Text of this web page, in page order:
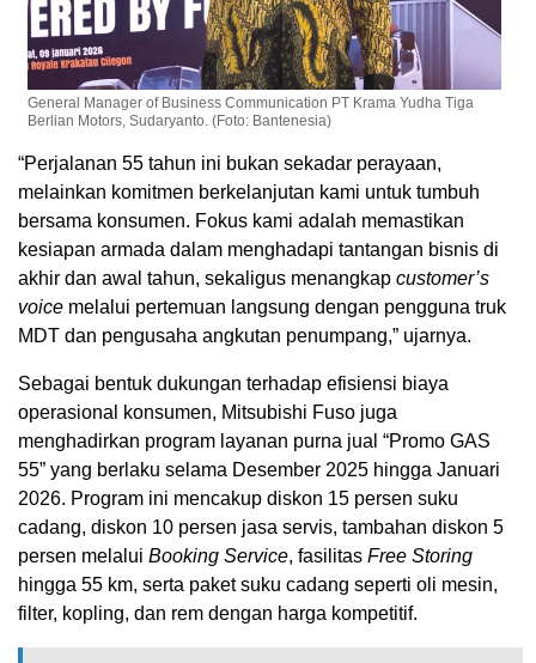
General Manager of Business Communication PT Krama Yudha Tiga
Berlian Motors, Sudaryanto. (Foto: Bantenesia)
“Perjalanan 55 tahun ini bukan sekadar perayaan,
melainkan komitmen berkelanjutan kami untuk tumbuh
bersama konsumen. Fokus kami adalah memastikan
kesiapan armada dalam menghadapi tantangan bisnis di
akhir dan awal tahun, sekaligus menangkap customer’s
voice melalui pertemuan langsung dengan pengguna truk
MDT dan pengusaha angkutan penumpang,” ujarnya.
Sebagai bentuk dukungan terhadap efisiensi biaya
operasional konsumen, Mitsubishi Fuso juga
menghadirkan program layanan purna jual “Promo GAS
55” yang berlaku selama Desember 2025 hingga Januari
2026. Program ini mencakup diskon 15 persen suku
cadang, diskon 10 persen jasa servis, tambahan diskon 5
persen melalui Booking Service, fasilitas Free Storing
hingga 55 km, serta paket suku cadang seperti oli mesin,
filter, kopling, dan rem dengan harga kompetitif.